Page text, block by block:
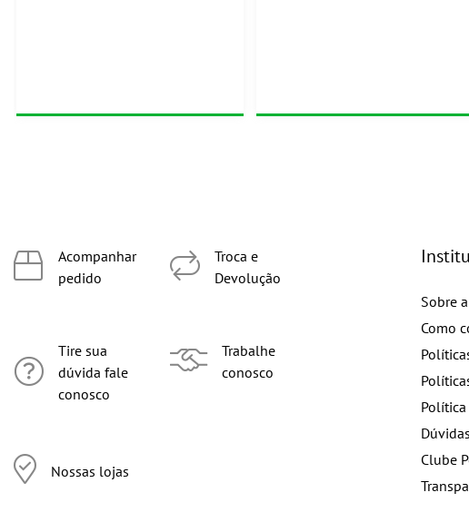
Acompanhar
pedido
Tire sua
dúvida fale
conosco
Nossas lojas
Troca e
Devolução
Trabalhe
conosco
Sobre
Como
Clube